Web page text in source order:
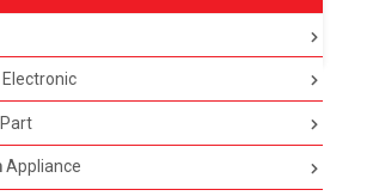
Appliance